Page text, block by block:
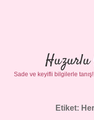
Huzurlu
Sade ve keyifli bilgilerle tanış!
Etiket: